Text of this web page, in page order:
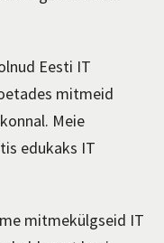
Eesti IT
mitmeid
Meie
edukaks IT
mitmekülgseid IT